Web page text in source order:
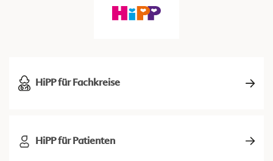
HiPP für Fachkreise
HiPP für Patienten